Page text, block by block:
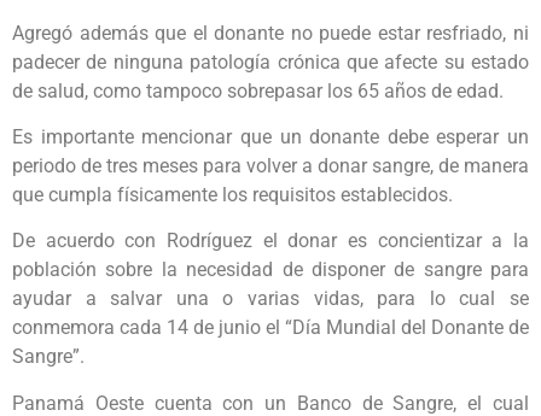
Agregó además que el donante no puede estar resfriado, ni
padecer de ninguna patología crónica que afecte su estado
de salud, como tampoco sobrepasar los 65 años de edad.
Es importante mencionar que un donante debe esperar un
periodo de tres meses para volver a donar sangre, de manera
que cumpla físicamente los requisitos establecidos.
De acuerdo con Rodríguez el donar es concientizar a la
población sobre la necesidad de disponer de sangre para
ayudar a salvar una o varias vidas, para lo cual se
conmemora cada 14 de junio el “Día Mundial del Donante de
Sangre”.
Panamá Oeste cuenta con un Banco de Sangre, el cual